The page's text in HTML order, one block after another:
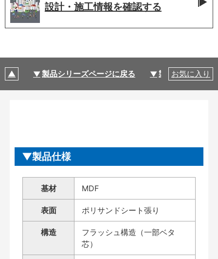
設計・施工情報を確認する
製品シリーズページに戻る 製品仕様
お気に入り
製品仕様
基材 MDF
表面 ポリサンドシート張り
構造
フラッシュ構造（一部ベタ
芯）